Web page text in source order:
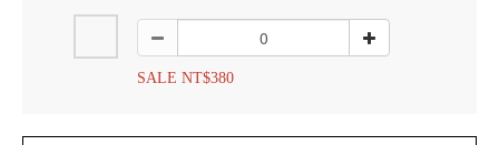
SALE NT$380